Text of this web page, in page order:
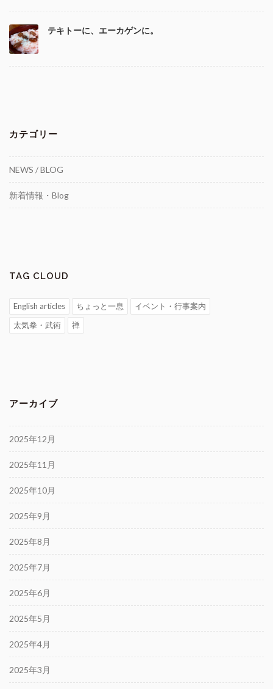
テキトーに、エーカゲンに。
カテゴリー
NEWS / BLOG
新着情報・Blog
TAG CLOUD
English articles ちょっと一息
イベント・行事案内
太気拳・武術
禅
アーカイブ
2025年12月
2025年11月
2025年10月
2025年9月
2025年8月
2025年7月
2025年6月
2025年5月
2025年4月
2025年3月